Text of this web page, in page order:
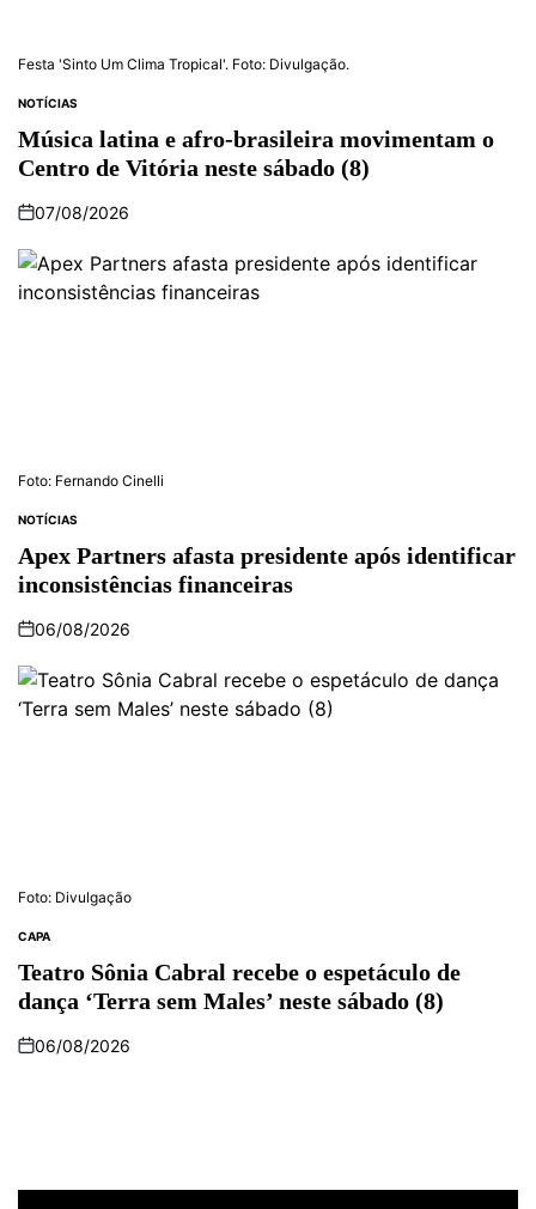
Festa 'Sinto Um Clima Tropical'. Foto: Divulgação.
NOTÍCIAS
Música latina e afro-brasileira movimentam o
Centro de Vitória neste sábado (8)
07/08/2026
Foto: Fernando Cinelli
NOTÍCIAS
Apex Partners afasta presidente após identificar
inconsistências financeiras
06/08/2026
Foto: Divulgação
CAPA
Teatro Sônia Cabral recebe o espetáculo de
dança ‘Terra sem Males’ neste sábado (8)
06/08/2026